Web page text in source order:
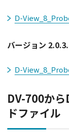
D-
バージョン
D-
DV-700か
ドファイル